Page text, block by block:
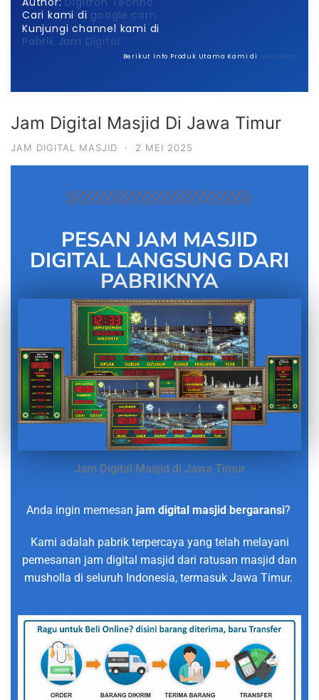
Cari kami di google.com
Kunjungi channel kami di
Pabrik Jam Digital
Berikut Info Produk Utama Kami di wikipedia
Jam Digital Masjid Di Jawa Timur
JAM DIGITAL MASJID · 2 MEI 2025
PESAN JAM MASJID
DIGITAL LANGSUNG DARI
PABRIKNYA
Jam Digital Masjid di Jawa Timur
Anda ingin memesan jam digital masjid bergaransi?
Kami adalah pabrik terpercaya yang telah melayani
pemesanan jam digital masjid dari ratusan masjid dan
musholla di seluruh Indonesia, termasuk Jawa Timur.